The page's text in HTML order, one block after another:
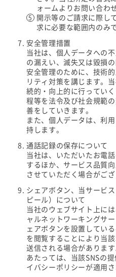
ォームよりお問い合わ
開示等のご請求に際し
求に必要な範囲内のみ
安全管理措置
当社は、個人データへの
の漏えい、滅失又は毀損
安全管理のために、技術
リティ対策を講じます。
続的・向上的に行ってい
程等を法令及び社会規範
善をしていきます。
また、個人データは、利
持します。
通話記録の保存について
当社は、いただいたお電
するほか、サービス品質
させていただく場合がござ
シェアボタン、当サービ
ピール）について
当社のウェブサイト上に
ャルネットワーキングサ
ェアボタンを設置してい
を閲覧することにより当
送信される場合がありま
あたっては、当該SNSの
イバシーポリシーが適用さ